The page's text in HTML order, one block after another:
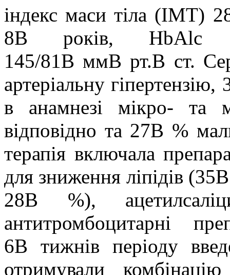
індекс маси тіла (ІМТ)
8В років,
145/81В ммВ рт.В ст.
артеріальну
в анамнезі мікро- та
відповідно та 27В %
терапія включала
для зниження ліпідів
28В %),
антитромбоцитарні
6В тижнів періоду
отримували